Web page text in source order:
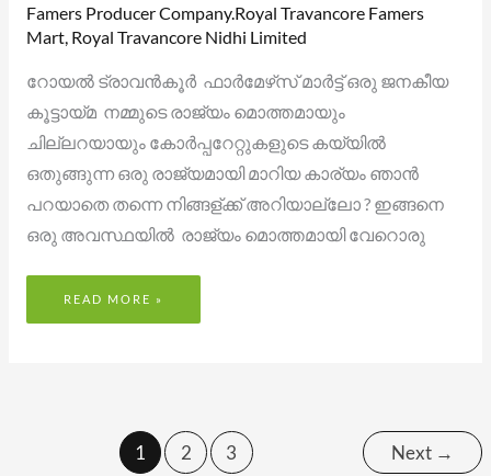
Famers Producer Company.Royal Travancore Famers
Mart, Royal Travancore Nidhi Limited
റോയൽ ട്രാവൻകൂർ ഫാർമേഴ്‌സ് മാർട്ട് ഒരു ജനകീയ
കൂട്ടായ്മ നമ്മുടെ രാജ്യം മൊത്തമായും
ചില്ലറയായും കോർപ്പറേറ്റുകളുടെ കയ്യിൽ
ഒതുങ്ങുന്ന ഒരു രാജ്യമായി മാറിയ കാര്യം ഞാൻ
പറയാതെ തന്നെ നിങ്ങള്ക്ക് അറിയാല്ലോ ? ഇങ്ങനെ
ഒരു അവസ്ഥയിൽ രാജ്യം മൊത്തമായി വേറൊരു
READ MORE »
1 2 3 Next →